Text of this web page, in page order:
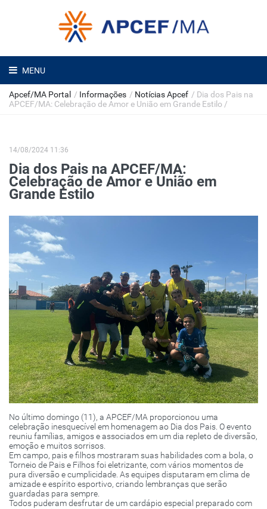
MENU
Apcef/MA Portal / Informações / Notícias Apcef / Dia dos Pais na
APCEF/MA: Celebração de Amor e União em Grande Estilo /
14/08/2024 11:36
Dia dos Pais na APCEF/MA:
Celebração de Amor e União em
Grande Estilo
No último domingo (11), a APCEF/MA proporcionou uma
celebração inesquecível em homenagem ao Dia dos Pais. O evento
reuniu famílias, amigos e associados em um dia repleto de diversão,
emoção e muitos sorrisos.
Em campo, pais e filhos mostraram suas habilidades com a bola, o
Torneio de Pais e Filhos foi eletrizante, com vários momentos de
pura diversão e cumplicidade. As equipes disputaram em clima de
amizade e espírito esportivo, criando lembranças que serão
guardadas para sempre.
Todos puderam desfrutar de um cardápio especial preparado com